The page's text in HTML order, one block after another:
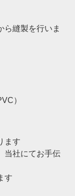
ら縫製を行いま
）
ます
当社にてお手伝
す